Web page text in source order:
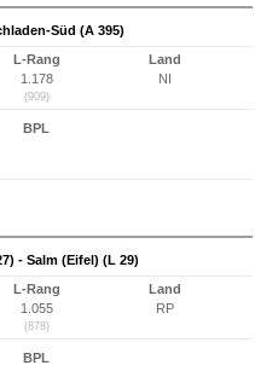
Süd (A 395)
L-Rang
1.178
(909)
Land
NI
BPL
- Salm (Eifel) (L 29)
L-Rang
1.055
(878)
Land
RP
BPL